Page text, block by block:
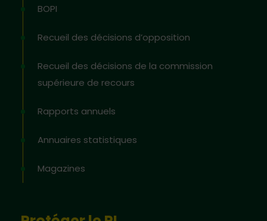
BOPI
Recueil des décisions d’opposition
Recueil des décisions de la commission
supérieure de recours
Rapports annuels
Annuaires statistiques
Magazines